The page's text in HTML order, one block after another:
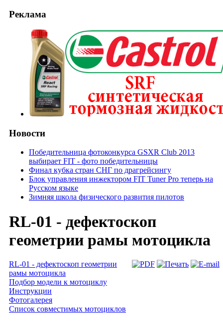
Реклама
Новости
Победительница фотоконкурса GSXR Club 2013
выбирает FIT - фото победительницы
Финал кубка стран СНГ по драгрейсингу
Блок управления инжектором FIT Tuner Pro теперь на
Русском языке
Зимняя школа физического развития пилотов
RL-01 - дефектоскоп
геометрии рамы мотоцикла
RL-01 - дефектоскоп геометрии
рамы мотоцикла
Подбор модели к мотоциклу
Инструкции
Фотогалерея
Список совместимых мотоциклов